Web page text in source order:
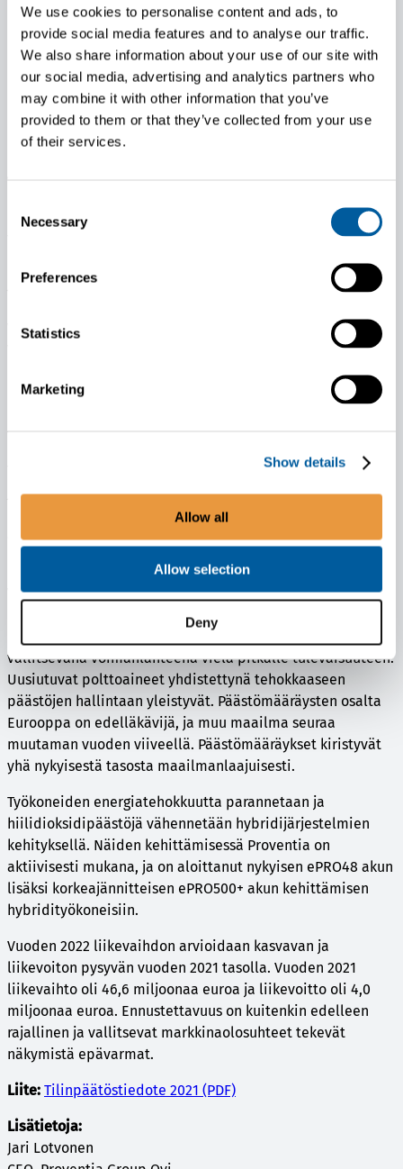
We use cookies to personalise content and ads, to
provide social media features and to analyse our traffic.
We also share information about your use of our site with
our social media, advertising and analytics partners who
may combine it with other information that you’ve
provided to them or that they’ve collected from your use
of their services.
Selection
Necessary
Preferences
Statistics
Marketing
Show details
Allow all
Allow selection
Deny
jatkunevat ja tulevat vielä vuonna 2022 hidastamaan
vahvat sekä testausjärjestelmäliiketoiminnassa että
hiilineutraaliustavoitteet sekä työkoneiden
työkoneiden hybridisaatio.
Testausjärjestelmämarkkinalla tarve uusien teknologioiden
ja voimalähteiden kehittämiselle kasvaa edelleen.
Proventia jatkaa sähköajoneuvojen, niiden voimalinjojen ja
akkujen tuotekehityksessä ja testauksessa tarvittavien
Voimalinjojen järjestelmät ja komponentit -
liiketoiminnassa päästöjen hallinta -järjestelmien kysyntä
vallitsevana voimanlähteenä vielä pitkälle tulevaisuuteen.
Uusiutuvat polttoaineet yhdistettynä tehokkaaseen
päästöjen hallintaan yleistyvät. Päästömääräysten osalta
Eurooppa on edelläkävijä, ja muu maailma seuraa
muutaman vuoden viiveellä. Päästömääräykset kiristyvät
yhä nykyisestä tasosta maailmanlaajuisesti.
Työkoneiden energiatehokkuutta parannetaan ja
hiilidioksidipäästöjä vähennetään hybridijärjestelmien
kehityksellä. Näiden kehittämisessä Proventia on
aktiivisesti mukana, ja on aloittanut nykyisen ePRO48 akun
lisäksi korkeajännitteisen ePRO500+ akun kehittämisen
hybridityökoneisiin.
Vuoden 2022 liikevaihdon arvioidaan kasvavan ja
liikevoiton pysyvän vuoden 2021 tasolla. Vuoden 2021
liikevaihto oli 46,6 miljoonaa euroa ja liikevoitto oli 4,0
miljoonaa euroa. Ennustettavuus on kuitenkin edelleen
rajallinen ja vallitsevat markkinaolosuhteet tekevät
näkymistä epävarmat.
Liite: Tilinpäätöstiedote 2021 (PDF)
Lisätietoja:
Jari Lotvonen